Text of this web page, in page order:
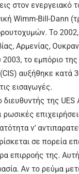
στον ενεργειακό
Wimm-Bill-Dann
Το
Αρμενίας,
το εμπόριο
αυξήθηκε κατά
εισαγωγές.
της UES
ρωσικές
ν’
σε πορεία
επιρροής της.
Αν το ρεύμα